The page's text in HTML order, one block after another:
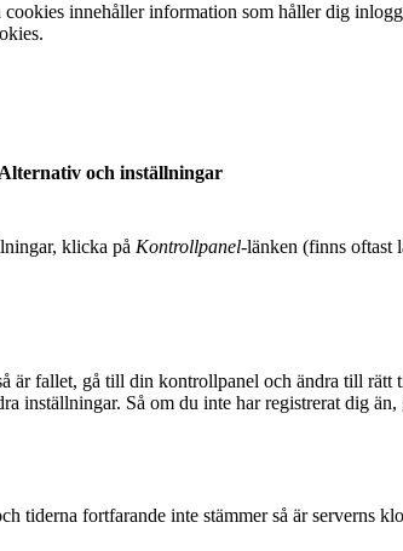
innehåller information som håller dig
Alternativ och inställningar
klicka på Kontrollpanel-länken (finns oftast
är fallet, gå till din kontrollpanel och ändra till
inställningar. Så om du inte har registrerat dig
tiderna fortfarande inte stämmer så är serverns